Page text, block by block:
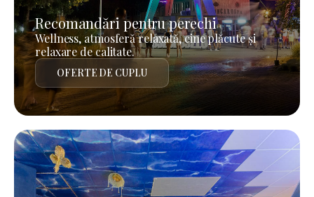
Recomandări pentru perechi
Wellness, atmosferă relaxată, cine plăcute și
relaxare de calitate.
OFERTE DE CUPLU